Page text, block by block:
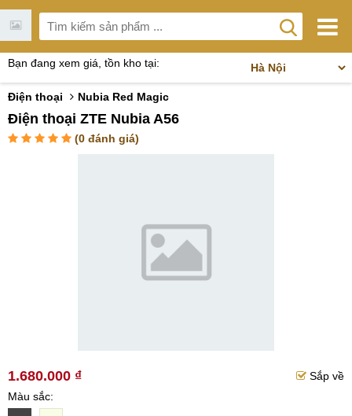
Bạn đang xem giá, tồn kho tại:
Điện thoại Nubia Red Magic
Điện thoại ZTE Nubia A56
(0 đánh giá)
1.680.000 ₫
Sắp về
Màu sắc